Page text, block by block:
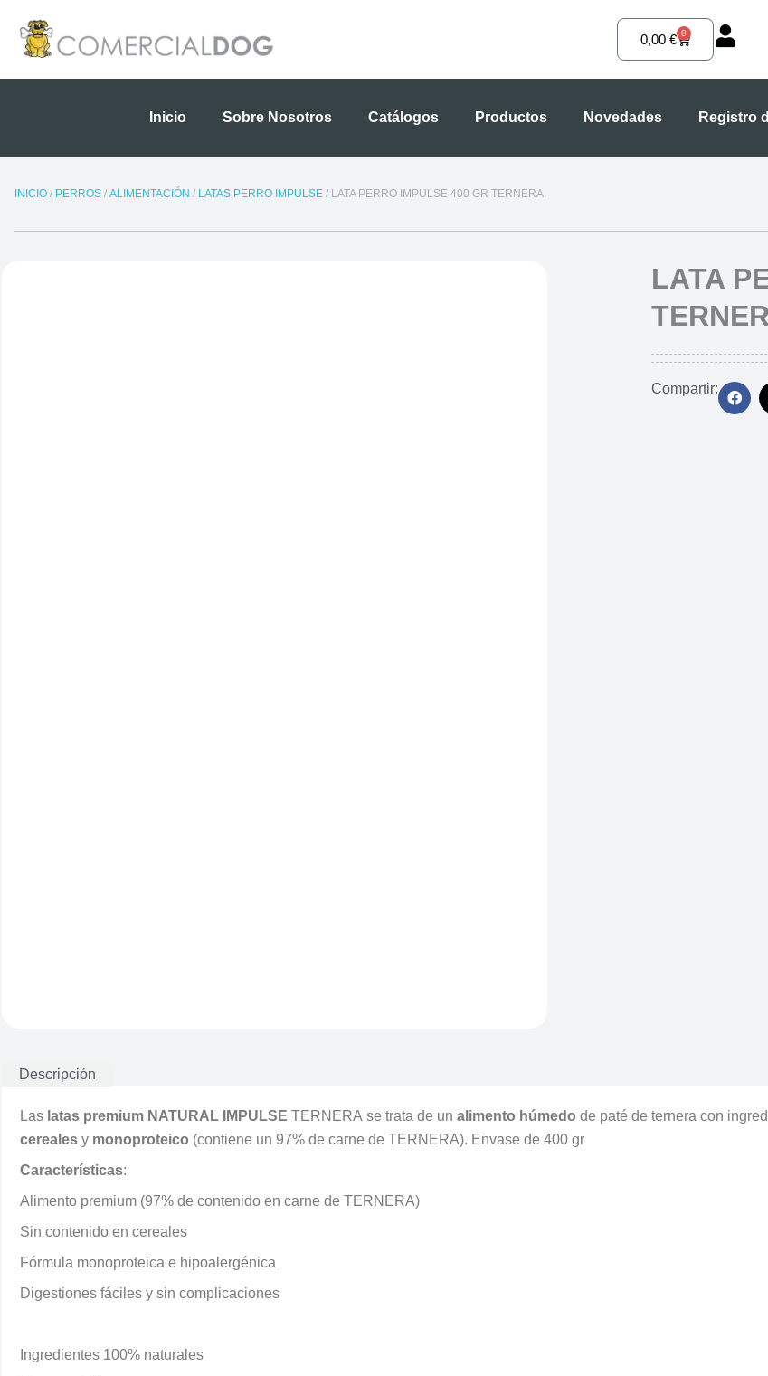
contenido
0,00 € 0
Carrito
Inicio Sobre Nosotros Catálogos Productos Novedades Registro
INICIO / PERROS / ALIMENTACIÓN / LATAS PERRO IMPULSE / LATA PERRO IMPULSE 400 GR TERNERA
LATA
Compartir:
Descripción
Las latas premium NATURAL IMPULSE TERNERA se trata de un alimento húmedo de paté de ternera con
cereales y monoproteico (contiene un 97% de carne de TERNERA). Envase de 400 gr
Características:
Alimento premium (97% de contenido en carne de TERNERA)
Sin contenido en cereales
Fórmula monoproteica e hipoalergénica
Digestiones fáciles y sin complicaciones
Ingredientes 100% naturales